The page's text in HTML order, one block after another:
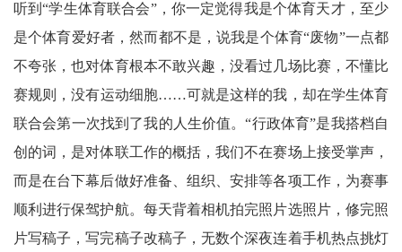
听到“学生体育联合会”，你一定觉得我是个体育天才，至少
是个体育爱好者，然而都不是，说我是个体育“废物”一点都
不夸张，也对体育根本不敢兴趣，没看过几场比赛，不懂比
赛规则，没有运动细胞……可就是这样的我，却在学生体育
联合会第一次找到了我的人生价值。“行政体育”是我搭档自
创的词，是对体联工作的概括，我们不在赛场上接受掌声，
而是在台下幕后做好准备、组织、安排等各项工作，为赛事
顺利进行保驾护航。每天背着相机拍完照片选照片，修完照
片写稿子，写完稿子改稿子，无数个深夜连着手机热点挑灯